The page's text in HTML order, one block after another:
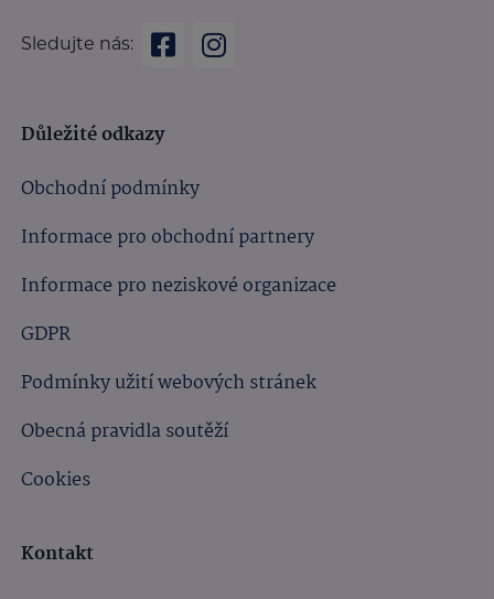
Sledujte nás:
Důležité odkazy
Obchodní podmínky
Informace pro obchodní partnery
Informace pro neziskové organizace
GDPR
Podmínky užití webových stránek
Obecná pravidla soutěží
Cookies
Kontakt